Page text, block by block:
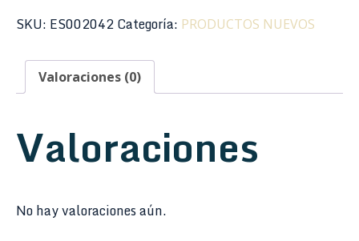
SKU: ES002042Categoría: PRODUCTOS NUEVOS
Valoraciones (0)
Valoraciones
No hay valoraciones aún.